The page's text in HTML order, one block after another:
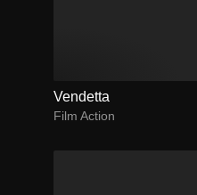
Vendetta
Film Action